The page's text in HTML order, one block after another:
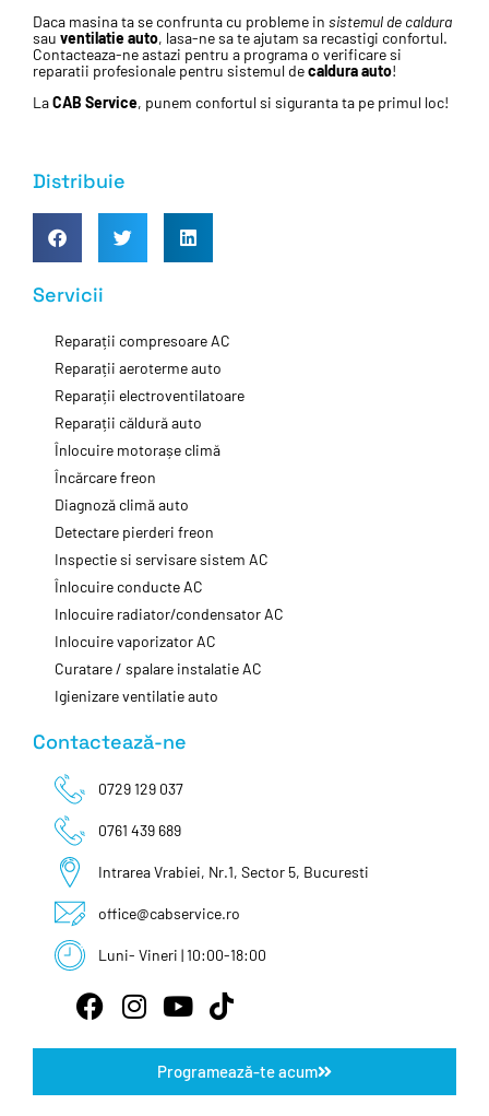
Daca masina ta se confrunta cu probleme in sistemul de caldura
sau ventilatie auto, lasa-ne sa te ajutam sa recastigi confortul.
Contacteaza-ne astazi pentru a programa o verificare si
reparatii profesionale pentru sistemul decaldura auto!
LaCAB Service, punem confortul si siguranta ta pe primul loc!
Distribuie
Servicii
Reparații compresoare AC
Reparații aeroterme auto
Reparații electroventilatoare
Reparații căldură auto
Înlocuire motorașe climă
Încărcare freon
Diagnoză climă auto
Detectare pierderi freon
Inspectie si servisare sistem AC
Înlocuire conducte AC
Inlocuire radiator/condensator AC
Inlocuire vaporizator AC
Curatare / spalare instalatie AC
Igienizare ventilatie auto
Contactează-ne
0729 129 037
0761 439 689
Intrarea Vrabiei, Nr.1, Sector 5, Bucuresti
office@cabservice.ro
Luni- Vineri | 10:00-18:00
Programează-te acum